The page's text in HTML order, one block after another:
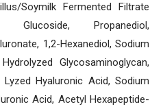
Soymilk Fermented Filtrate
Propanediol,
1,2-Hexanediol, Sodium
Glycosaminoglycan,
Hyaluronic Acid, Sodium
Acid, Acetyl Hexapeptide-